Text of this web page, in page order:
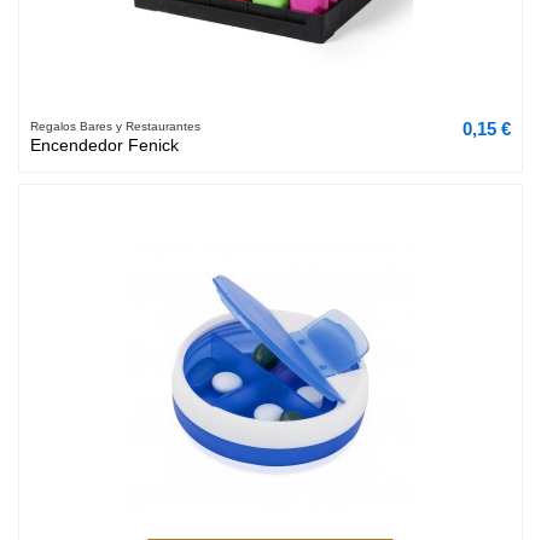
Regalos Bares y Restaurantes
Encendedor Fenick
0,15 €